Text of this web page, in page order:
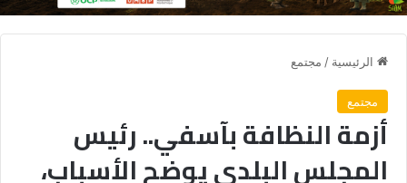
الرئيسية / مجتمع
مجتمع
أزمة النظافة بآسفي.. رئيس
المجلس البلدي يوضح الأسباب،